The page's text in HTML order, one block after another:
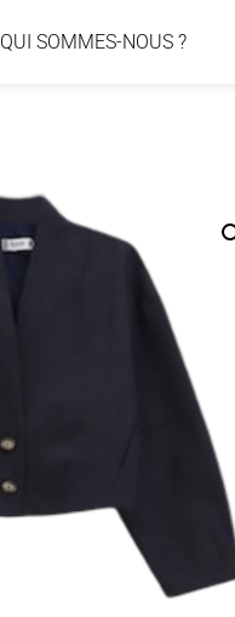
QUI SOMMES-NOUS ?